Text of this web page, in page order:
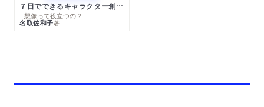
７日でできるキャラクター創作入門
─想像って役立つの？
名取佐和子著